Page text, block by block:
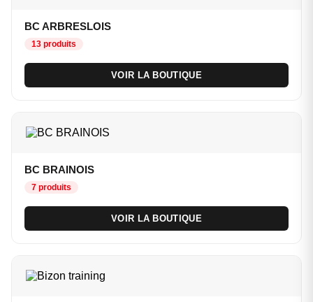
BC ARBRESLOIS
13 produits
VOIR LA BOUTIQUE
BC BRAINOIS
7 produits
VOIR LA BOUTIQUE